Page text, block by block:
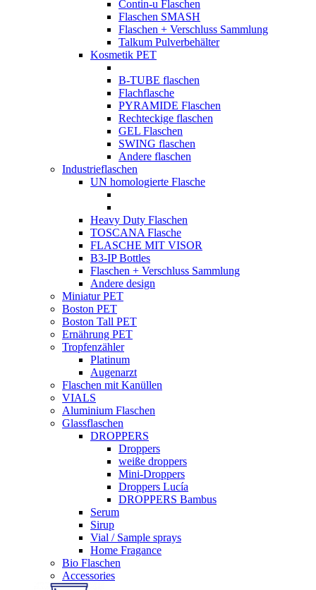
Contin-u Flaschen
Flaschen SMASH
Flaschen + Verschluss Sammlung
Talkum Pulverbehälter
Kosmetik PET
B-TUBE flaschen
Flachflasche
PYRAMIDE Flaschen
Rechteckige flaschen
GEL Flaschen
SWING flaschen
Andere flaschen
Industrieflaschen
UN homologierte Flasche
Heavy Duty Flaschen
TOSCANA Flasche
FLASCHE MIT VISOR
B3-IP Bottles
Flaschen + Verschluss Sammlung
Andere design
Miniatur PET
Boston PET
Boston Tall PET
Ernährung PET
Tropfenzähler
Platinum
Augenarzt
Flaschen mit Kanüllen
VIALS
Aluminium Flaschen
Glassflaschen
DROPPERS
Droppers
weiße droppers
Mini-Droppers
Droppers Lucía
DROPPERS Bambus
Serum
Sirup
Vial / Sample sprays
Home Fragance
Bio Flaschen
Accessories